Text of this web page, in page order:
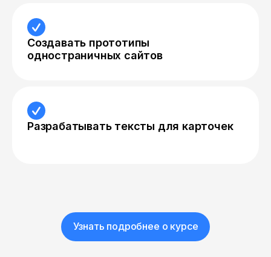
Создавать прототипы
одностраничных сайтов
Разрабатывать тексты для карточек
Узнать подробнее о курсе